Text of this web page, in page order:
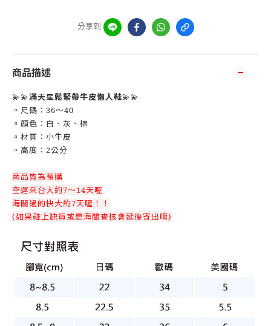
分享到
商品描述
💫💫滿天星鬆緊帶牛皮懶人鞋💫💫
▫️尺碼：36～40
▫️顏色：白、灰、棕
▫️材質：小牛皮
▫️高度：2公分
商品皆為預購
空運來台大約7～14天喔
海關過的快大約7天喔！！
(如果碰上缺貨或是海關查核會延後寄出唷)